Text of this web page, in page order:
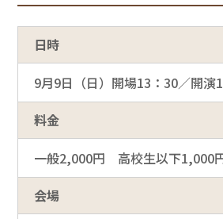
日時
9月9日（日）開場13：30／開演
料金
一般2,000円 高校生以下1,000円
会場